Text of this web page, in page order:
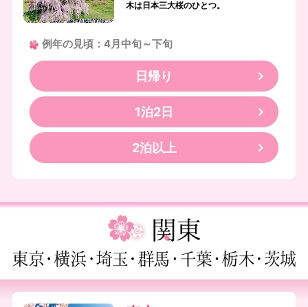
木は日本三大桜のひとつ。
例年の見頃：4月中旬～下旬
日帰り
1泊2日
2泊以上